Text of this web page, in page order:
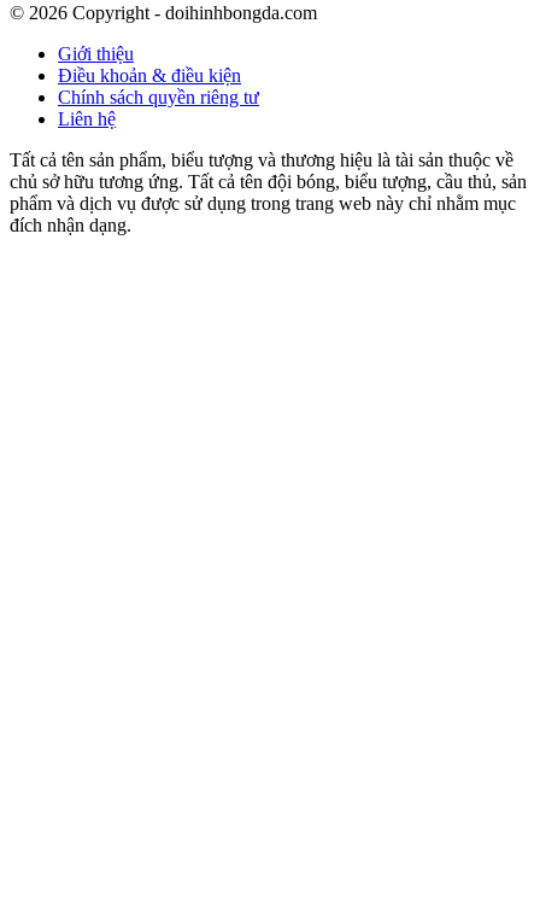
© 2026 Copyright - doihinhbongda.com
Giới thiệu
Điều khoản & điều kiện
Chính sách quyền riêng tư
Liên hệ
Tất cả tên sản phẩm, biểu tượng và thương hiệu là tài sản thuộc về
chủ sở hữu tương ứng. Tất cả tên đội bóng, biểu tượng, cầu thủ, sản
phẩm và dịch vụ được sử dụng trong trang web này chỉ nhằm mục
đích nhận dạng.